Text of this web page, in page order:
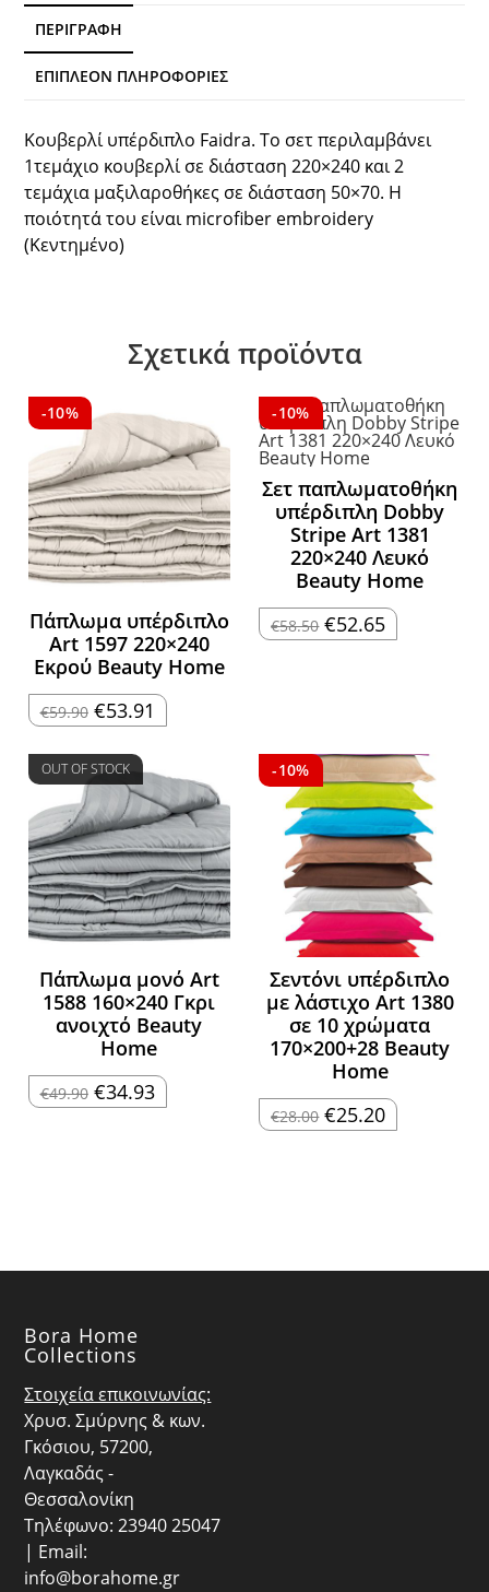
ΠΕΡΙΓΡΑΦΉ
ΕΠΙΠΛΈΟΝ ΠΛΗΡΟΦΟΡΊΕΣ
Κουβερλί υπέρδιπλο Faidra. Το σετ περιλαμβάνει
1τεμάχιο κουβερλί σε διάσταση 220×240 και 2
τεμάχια μαξιλαροθήκες σε διάσταση 50×70. Η
ποιότητά του είναι microfiber embroidery
(Κεντημένο)
Σχετικά προϊόντα
-10%
Πάπλωμα υπέρδιπλο
Art 1597 220×240
Εκρού Beauty Home
€59.90 Original
price
€59.90.
€53.91 Η
τρέχουσα
€53.91.
-10%
Σετ παπλωματοθήκη
υπέρδιπλη Dobby
Stripe Art 1381
220×240 Λευκό
Beauty Home
€58.50 Original
price
€52.65 Η
τρέχουσα
OUT OF STOCK
Πάπλωμα μονό Art
1588 160×240 Γκρι
ανοιχτό Beauty
Home
€49.90 Original
price
€34.93Η
τρέχουσα
-10%
Σεντόνι υπέρδιπλο
με λάστιχο Art 1380
σε 10 χρώματα
170×200+28 Beauty
Home
€28.00 Original
price
€25.20Η
τρέχουσα
Bora Home
Collections
Στοιχεία επικοινωνίας:
Χρυσ. Σμύρνης & κων.
Γκόσιου, 57200,
Λαγκαδάς -
Θεσσαλονίκη
Τηλέφωνο: 23940 25047
| Email:
info@borahome.gr